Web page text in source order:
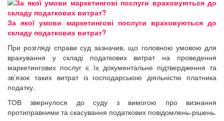
За якої умови маркетингові послуги враховуються до
складу податкових витрат?
При розгляді справи суд зазначив, що головною умовою для
врахування у складі податкових витрат на проведення
маркетингових послуг є їх документальне підтвердження та
зв’язок таких витрат із господарською діяльністю платника
податку.
ТОВ звернулося до суду з вимогою про визнання
протиправними та скасування податкових повідомлень-рішень.